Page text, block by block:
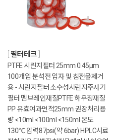
필터테크
PTFE 시린지필터 25mm 0.45μm
100개입 분석전 입자 및 침전물제거
용 - 시린지필터 소수성시린지주사기
필터 멤브레인재질PTFE 하우징재질
PP 유효여과면적25mm 권장처리용
량 <10ml <100ml <150ml 온도
130℃ 압력87psi(약 6bar) HPLC시료